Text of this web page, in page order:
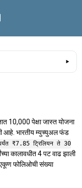
10,000 पेक्षा जास्त योजना
आहे. भारतीय म्युच्युअल फंड
₹7.85 ट्रिलियन ते 30
कालावधीत 4 पट वाढ झाली
एकूण फोलिओची संख्या